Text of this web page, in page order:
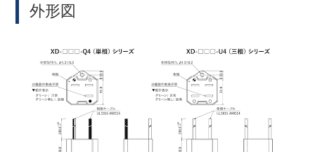
外形図